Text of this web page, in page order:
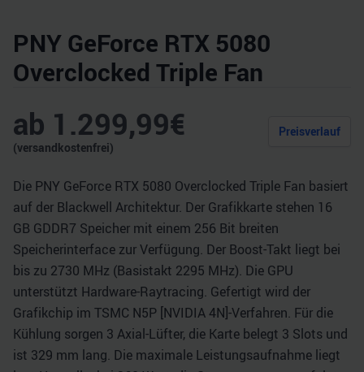
PNY GeForce RTX 5080
Overclocked Triple Fan
ab 1.299,99€
(versandkostenfrei)
Preisverlauf
Die PNY GeForce RTX 5080 Overclocked Triple Fan basiert
auf der Blackwell Architektur. Der Grafikkarte stehen 16
GB GDDR7 Speicher mit einem 256 Bit breiten
Speicherinterface zur Verfügung. Der Boost-Takt liegt bei
bis zu 2730 MHz (Basistakt 2295 MHz). Die GPU
unterstützt Hardware-Raytracing. Gefertigt wird der
Grafikchip im TSMC N5P [NVIDIA 4N]-Verfahren. Für die
Kühlung sorgen 3 Axial-Lüfter, die Karte belegt 3 Slots und
ist 329 mm lang. Die maximale Leistungsaufnahme liegt